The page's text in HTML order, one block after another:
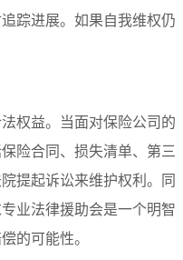
踪进展。如果自我维权仍
权益。当面对保险公司的
险合同、损失清单、第三
提起诉讼来维护权利。同
业法律援助会是一个明智
的可能性。